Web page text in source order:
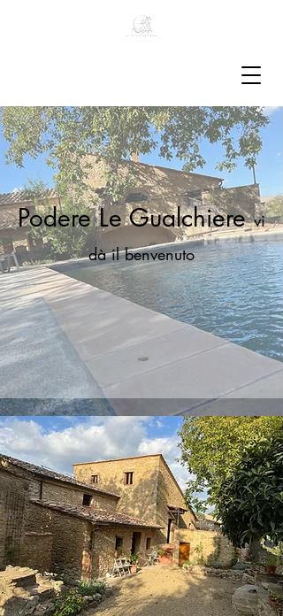
Podere Le Gualchierevi
dà il benvenuto